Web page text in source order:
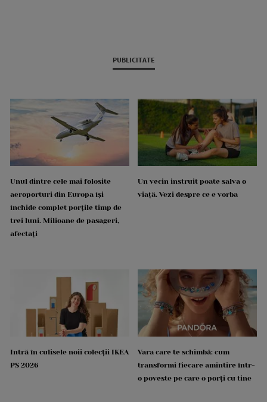
PUBLICITATE
Unul dintre cele mai folosite
aeroporturi din Europa își
închide complet porțile timp de
trei luni. Milioane de pasageri,
afectați
Un vecin instruit poate salva o
viață. Vezi despre ce e vorba
Intră în culisele noii colecții IKEA
PS 2026
Vara care te schimbă: cum
transformi fiecare amintire într-
o poveste pe care o porți cu tine